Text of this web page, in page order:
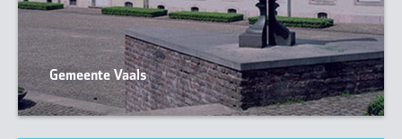
Gemeente Vaals